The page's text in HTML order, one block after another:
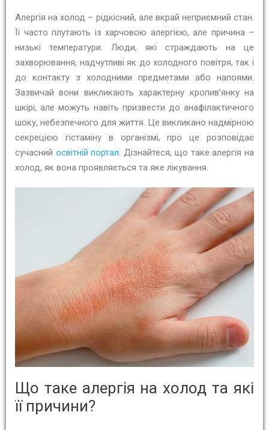
Алергія на холод – рідкісний, але вкрай неприємний стан.
Її часто плутають із харчовою алергією, але причина –
низькі температури. Люди, які страждають на це
захворювання, надчутливі як до холодного повітря, так і
до контакту з холодними предметами або напоями.
Зазвичай вони викликають характерну кропив’янку на
шкірі, але можуть навіть призвести до анафілактичного
шоку, небезпечного для життя. Це викликано надмірною
секрецією гістаміну в організмі, про це розповідає
сучасний освітній портал. Дізнайтеся, що таке алергія на
холод, як вона проявляється та яке лікування.
Що таке алергія на холод та які
її причини?